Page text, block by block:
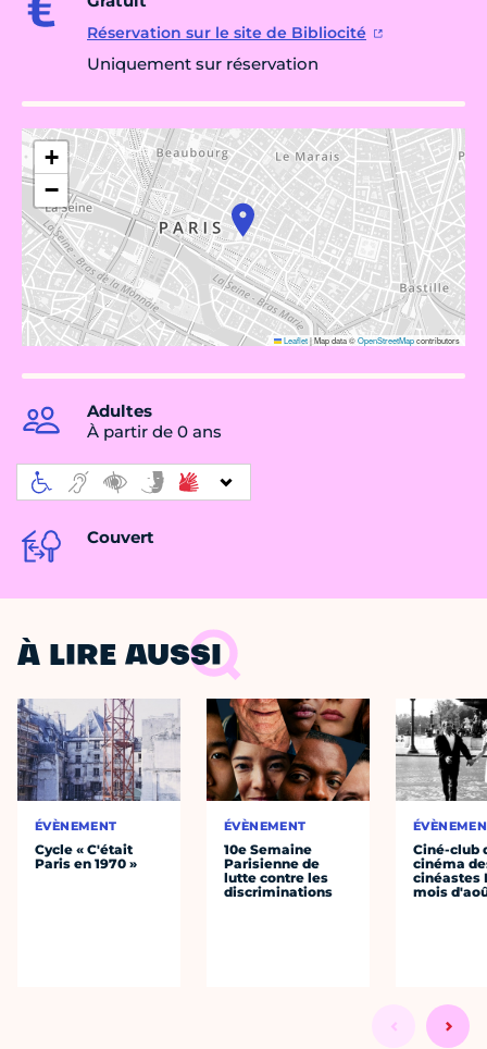
Réservation sur le site de Bibliocité
Uniquement sur réservation
+
−
Leaflet|Map data ©OpenStreetMapcontributors
Adultes
À partir de 0 ans
Couvert
À LIRE AUSSI
ÉVÈNEMENT
Cycle « C'était
Paris en 1970 »
ÉVÈNEMENT
10e Semaine
Parisienne de
lutte contre les
discriminations
Ciné-club
cinéma
cinéastes
mois